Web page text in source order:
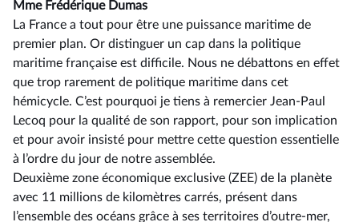
Mme Frédérique Dumas
La France a tout pour être une puissance maritime de
premier plan. Or distinguer un cap dans la politique
maritime française est difficile. Nous ne débattons en effet
que trop rarement de politique maritime dans cet
hémicycle. C’est pourquoi je tiens à remercier Jean-Paul
Lecoq pour la qualité de son rapport, pour son implication
et pour avoir insisté pour mettre cette question essentielle
à l’ordre du jour de notre assemblée.
Deuxième zone économique exclusive (ZEE) de la planète
avec 11 millions de kilomètres carrés, présent dans
l’ensemble des océans grâce à ses territoires d’outre-mer,